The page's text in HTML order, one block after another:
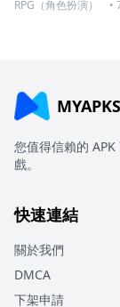
RPG（角色扮演） •
MYAPKS
您值得信賴的
戲。
快速連結
關於我們
DMCA
下架申請